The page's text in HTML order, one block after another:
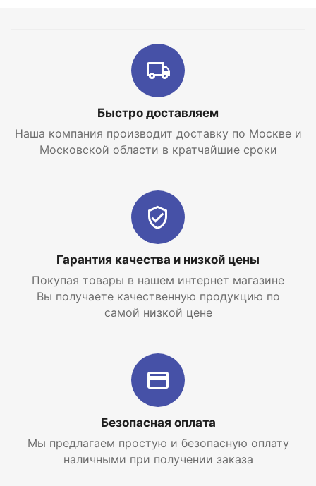
Быстро доставляем
Наша компания производит доставку по Москве и
Московской области в кратчайшие сроки
Гарантия качества и низкой цены
Покупая товары в нашем интернет магазине
Вы получаете качественную продукцию по
самой низкой цене
Безопасная оплата
Мы предлагаем простую и безопасную оплату
наличными при получении заказа